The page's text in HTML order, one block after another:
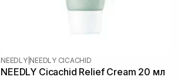
NEEDLY| NEEDLY CICACHID
NEEDLY Cicachid Relief Cream 20 мл